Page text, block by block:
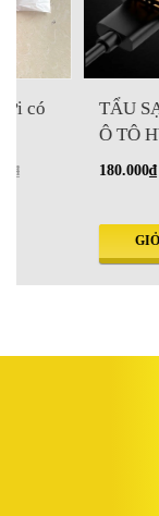
TẨU SẠC
Ô TÔ
GIỎ HÀNG